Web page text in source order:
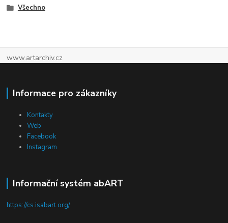
Všechno
www.artarchiv.cz
Informace pro zákazníky
Kontakty
Web
Facebook
Instagram
Informační systém abART
https://cs.isabart.org/